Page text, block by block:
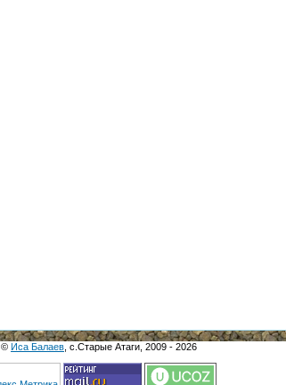
© Иса Балаев , с.Старые Атаги, 2009 - 2026